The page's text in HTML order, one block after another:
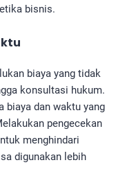
bisnis.
biaya yang tidak
konsultasi hukum.
biaya dan waktu yang
pengecekan
menghindari
digunakan lebih